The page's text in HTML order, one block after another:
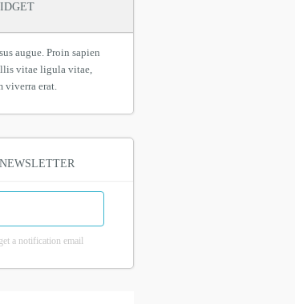
augue. Proin sapien
vitae ligula vitae,
viverra erat.
NEWSLETTER
a notification email